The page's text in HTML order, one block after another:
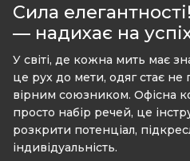
Сила
— надихає на
У світі, де кожна мить має
це рух до мети, одяг стає не
вірним союзником. Офісна
просто набір речей, це
розкрити потенціал,
індивідуальність.